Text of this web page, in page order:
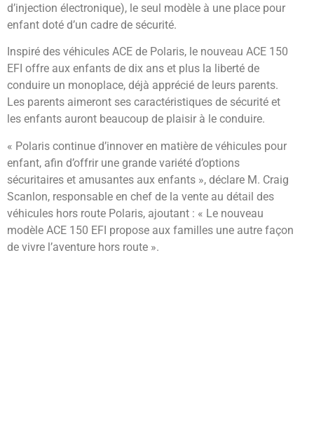
d’injection électronique), le seul modèle à une place pour
enfant doté d’un cadre de sécurité.
Inspiré des véhicules ACE de Polaris, le nouveau ACE 150
EFI offre aux enfants de dix ans et plus la liberté de
conduire un monoplace, déjà apprécié de leurs parents.
Les parents aimeront ses caractéristiques de sécurité et
les enfants auront beaucoup de plaisir à le conduire.
« Polaris continue d’innover en matière de véhicules pour
enfant, afin d’offrir une grande variété d’options
sécuritaires et amusantes aux enfants », déclare M. Craig
Scanlon, responsable en chef de la vente au détail des
véhicules hors route Polaris, ajoutant : « Le nouveau
modèle ACE 150 EFI propose aux familles une autre façon
de vivre l’aventure hors route ».